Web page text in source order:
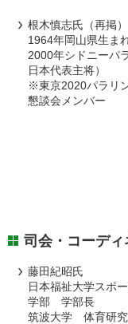
根木慎志氏（再掲）
1964年岡山県生ま
2000年シドニーパ
日本代表主将）
※東京2020パラリ
懇談会メンバー
司会・コーディ
藤田紀昭氏
日本福祉大学スポ
学部 学部長
筑波大学 体育研